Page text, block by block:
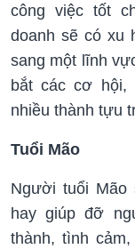
công việc tốt
doanh sẽ có xu
sang một lĩnh
bắt các cơ hội,
nhiều thành tựu
Tuổi Mão
Người tuổi Mão
hay giúp đỡ
thành, tình